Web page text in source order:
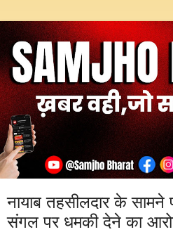
नायाब तहसीलदार के सामने
संगल पर धमकी देने का